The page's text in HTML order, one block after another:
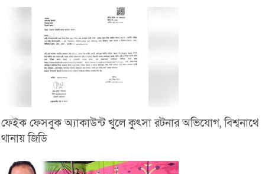
ফেইক ফেসবুক অ্যাকাউন্ট খুলে কুৎসা রটনার অভিযোগ, বিশ্বনাথে
থানায় জিডি